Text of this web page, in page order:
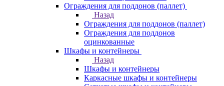
Ограждения для поддонов (паллет)
Назад
Ограждения для поддонов (паллет)
Ограждения для поддонов
оцинкованные
Шкафы и контейнеры
Назад
Шкафы и контейнеры
Каркасные шкафы и контейнеры